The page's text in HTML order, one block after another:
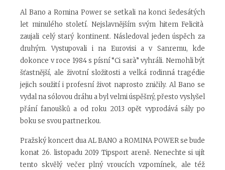
Al Bano a Romina Power se setkali na konci šedesátých
let minulého století. Nejslavnějším svým hitem Felicità
zaujali celý starý kontinent. Následoval jeden úspěch za
druhým. Vystupovali i na Eurovisi a v Sanremu, kde
dokonce v roce 1984 s písní “Ci sarà” vyhráli. Nemohli být
šťastnější, ale životní složitosti a velká rodinná tragédie
jejich soužití i profesní život naprosto zničily. Al Bano se
vydal na sólovou dráhu a byl velmi úspěšný, přesto vyslyšel
přání fanoušků a od roku 2013 opět vyprodává sály po
boku se svou partnerkou.
Pražský koncert dua AL BANO a ROMINA POWER se bude
konat 26. listopadu 2019 Tipsport areně. Nenechte si ujít
tento skvělý večer plný vroucích vzpomínek, ale též